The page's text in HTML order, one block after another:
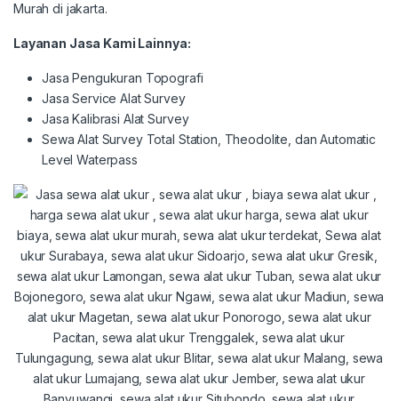
Murah di jakarta.
Layanan Jasa Kami Lainnya:
Jasa Pengukuran Topografi
Jasa Service Alat Survey
Jasa Kalibrasi Alat Survey
Sewa Alat Survey Total Station, Theodolite, dan Automatic
Level Waterpass